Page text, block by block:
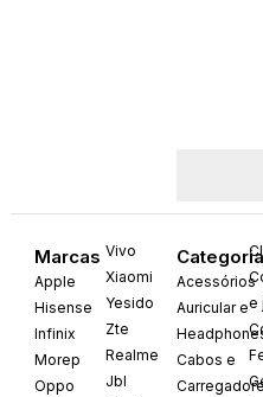
Marcas
Apple
Hisense
Infinix
Morep
Oppo
Vivo
Xiaomi
Yesido
Zte
Realme
Jbl
Acessórios
Auricular e
Cabos e
e